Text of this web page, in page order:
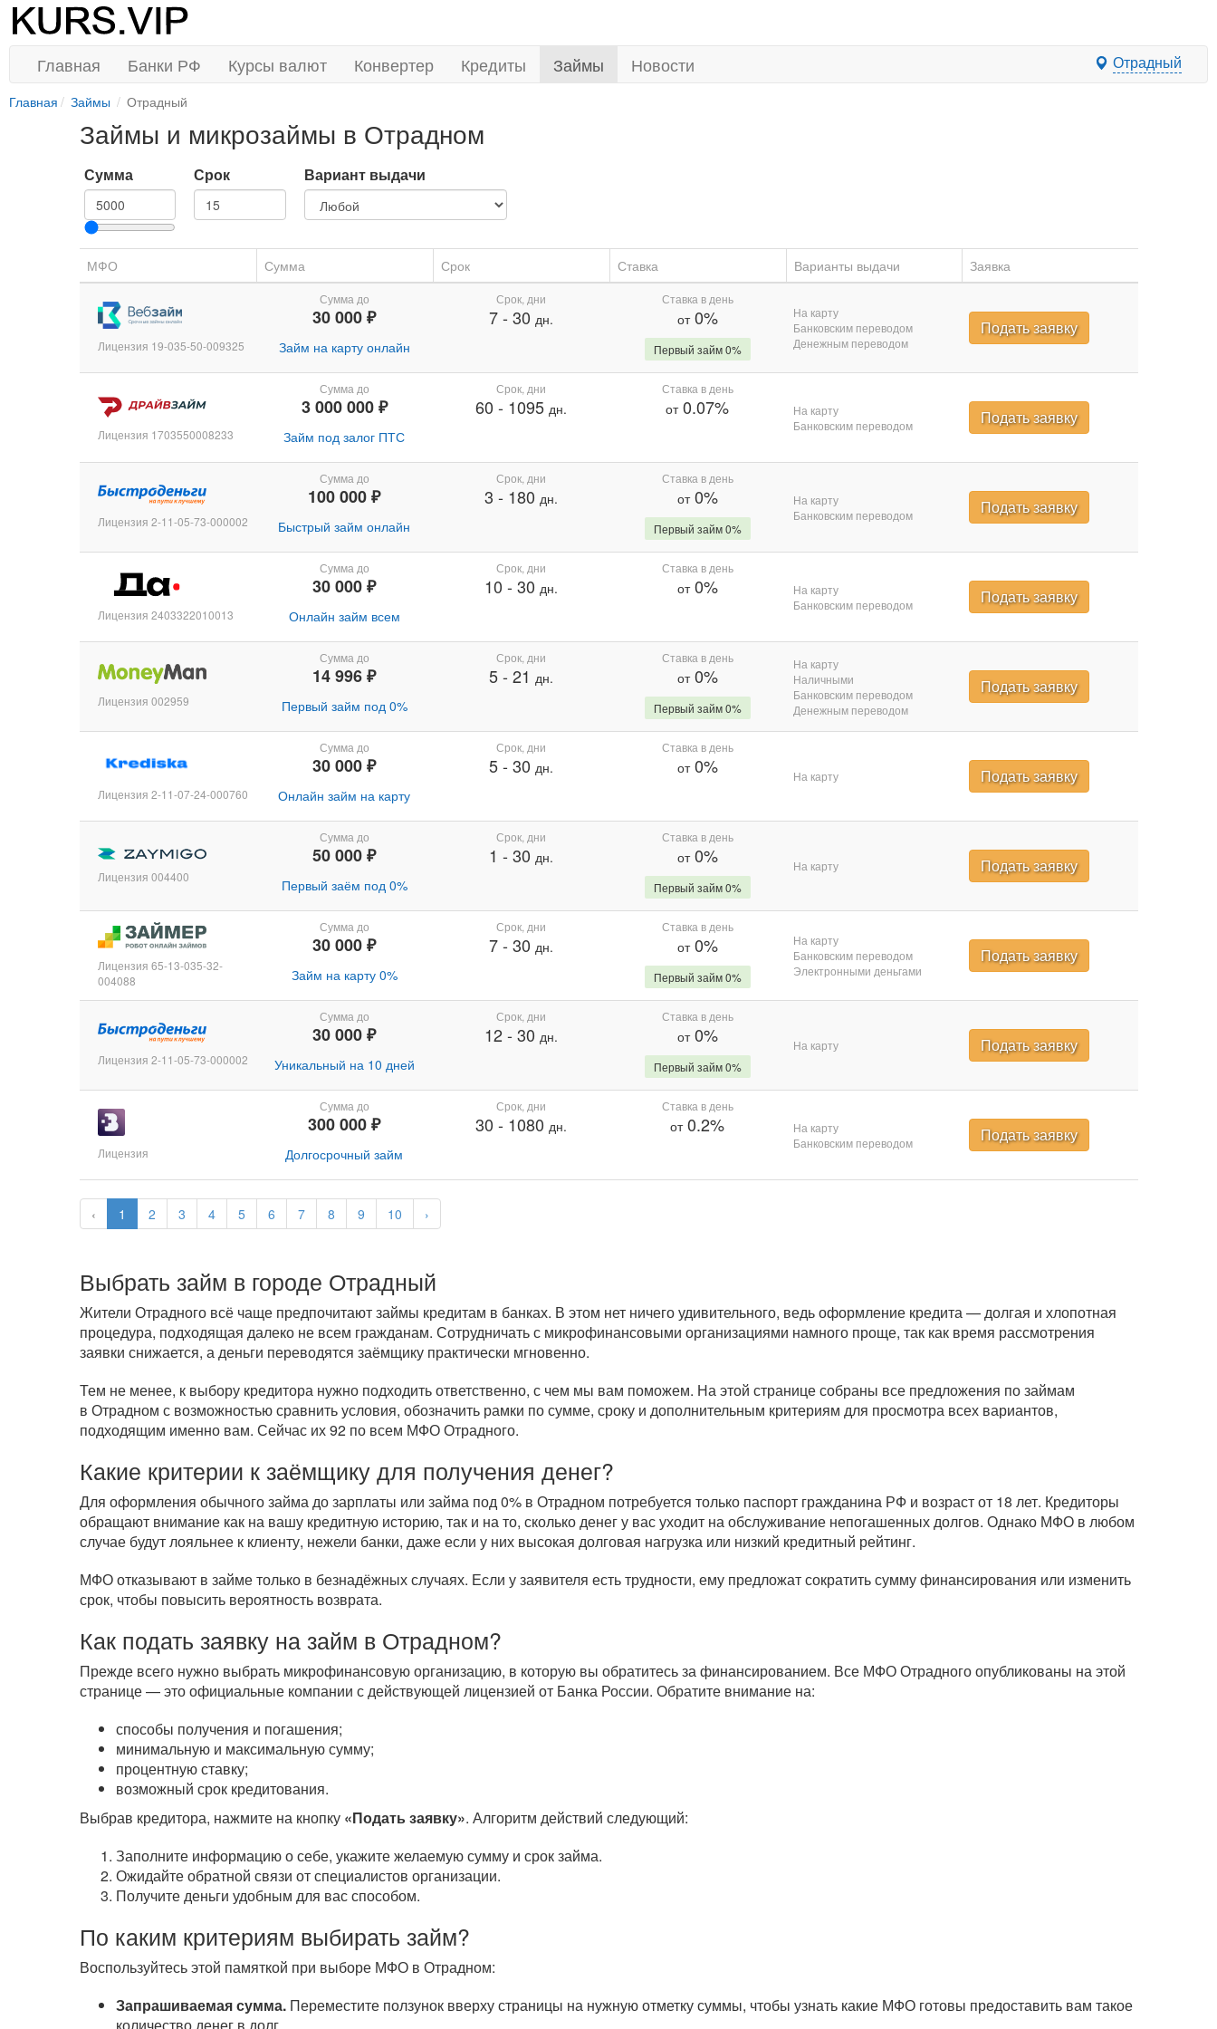
Главная Банки РФ Курсы валют Конвертер Кредиты Займы Новости Отрадный
Главная Займы Отрадный
Займы и микрозаймы в Отрадном
Сумма Срок Вариант выдачи
МФО Сумма Срок Ставка Варианты выдачи Заявка
‹ 1 2 3 4 5 6 7 8 9 10 ›
Лицензия 19-035-50-009325
Сумма до
30 000 ₽
Займ на карту онлайн
Срок, дни
7- 30 дн.
Ставка в день
от0%
Первый займ 0%
На карту
Банковским переводом
Денежным переводом
Подать заявку
Лицензия 1703550008233
Сумма до
3 000 000 ₽
Займ под залог ПТС
Срок, дни
60 - 1095 дн.
Ставка в день
от0.07%
На карту
Банковским переводом
Подать заявку
Лицензия 2-11-05-73-000002
Сумма до
100 000 ₽
Быстрый займ онлайн
Срок, дни
3 - 180 дн.
Ставка в день
от0%
Первый займ 0%
На карту
Банковским переводом
Подать заявку
Лицензия 2403322010013
Сумма до
30 000 ₽
Онлайн займ всем
Срок, дни
10 - 30 дн.
Ставка в день
от0%
На карту
Банковским переводом
Подать заявку
Лицензия 002959
Сумма до
14 996 ₽
Первый займ под 0%
Срок, дни
5- 21 дн.
Ставка в день
от0%
Первый займ 0%
На карту
Наличными
Банковским переводом
Денежным переводом
Подать заявку
Лицензия 2-11-07-24-000760
Сумма до
30 000 ₽
Онлайн займ на карту
Срок, дни
5- 30 дн.
Ставка в день
от0% На карту Подать заявку
Лицензия 004400
Сумма до
50 000 ₽
Первый заём под 0%
Срок, дни
1 - 30 дн.
Ставка в день
от0%
Первый займ 0%
На карту Подать заявку
Лицензия 65-13-035-32-
004088
Сумма до
30 000 ₽
Займ на карту 0%
Срок, дни
7- 30 дн.
Ставка в день
от0%
Первый займ 0%
На карту
Банковским переводом
Электронными деньгами
Подать заявку
Лицензия 2-11-05-73-000002
Сумма до
30 000 ₽
Уникальный на 10 дней
Срок, дни
12- 30 дн.
Ставка в день
от0%
Первый займ 0%
На карту Подать заявку
Лицензия
Сумма до
300 000 ₽
Долгосрочный займ
Срок, дни
30 - 1080 дн.
Ставка в день
от0.2%
На карту
Банковским переводом
Подать заявку
Выбрать займ в городе Отрадный
Жители Отрадного всё чаще предпочитают займы кредитам в банках. В этом нет ничего удивительного, ведь оформление кредита — долгая и хлопотная
процедура, подходящая далеко не всем гражданам. Сотрудничать с микрофинансовыми организациями намного проще, так как время рассмотрения
заявки снижается, а деньги переводятся заёмщику практически мгновенно.
Тем не менее, к выбору кредитора нужно подходить ответственно, с чем мы вам поможем. На этой странице собраны все предложения по займам
в Отрадном с возможностью сравнить условия, обозначить рамки по сумме, сроку и дополнительным критериям для просмотра всех вариантов,
подходящим именно вам. Сейчас их 92 по всем МФО Отрадного.
Какие критерии к заёмщику для получения денег?
Для оформления обычного займа до зарплаты или займа под 0% в Отрадном потребуется только паспорт гражданина РФ и возраст от 18 лет. Кредиторы
обращают внимание как на вашу кредитную историю, так и на то, сколько денег у вас уходит на обслуживание непогашенных долгов. Однако МФО в любом
случае будут лояльнее к клиенту, нежели банки, даже если у них высокая долговая нагрузка или низкий кредитный рейтинг.
МФО отказывают в займе только в безнадёжных случаях. Если у заявителя есть трудности, ему предложат сократить сумму финансирования или изменить
срок, чтобы повысить вероятность возврата.
Как подать заявку на займ в Отрадном?
Прежде всего нужно выбрать микрофинансовую организацию, в которую вы обратитесь за финансированием. Все МФО Отрадного опубликованы на этой
странице — это официальные компании с действующей лицензией от Банка России. Обратите внимание на:
способы получения и погашения;
минимальную и максимальную сумму;
процентную ставку;
возможный срок кредитования.
Выбрав кредитора, нажмите на кнопку «Подать заявку». Алгоритм действий следующий:
Заполните информацию о себе, укажите желаемую сумму и срок займа.
Ожидайте обратной связи от специалистов организации.
Получите деньги удобным для вас способом.
По каким критериям выбирать займ?
Воспользуйтесь этой памяткой при выборе МФО в Отрадном:
Запрашиваемая сумма.Переместите ползунок вверху страницы на нужную отметку суммы, чтобы узнать какие МФО готовы предоставить вам такое